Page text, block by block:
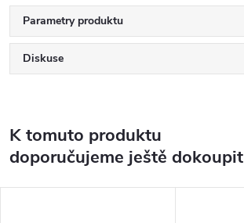
Parametry produktu
Diskuse
K tomuto produktu
doporučujeme ještě dokoupit